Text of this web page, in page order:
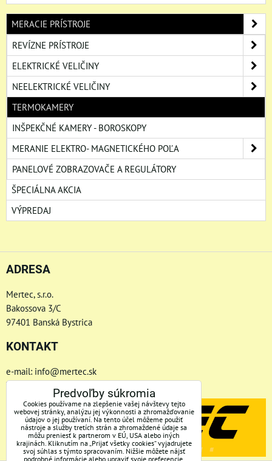
MERACIE PRÍSTROJE
REVÍZNE PRÍSTROJE
ELEKTRICKÉ VELIČINY
NEELEKTRICKÉ VELIČINY
TERMOKAMERY
INŠPEKČNÉ KAMERY - BOROSKOPY
MERANIE ELEKTRO- MAGNETICKÉHO POĽA
PANELOVÉ ZOBRAZOVAČE A REGULÁTORY
ŠPECIÁLNA AKCIA
VÝPREDAJ
ADRESA
Mertec, s.r.o.
Bakossova 3/C
97401 Banská Bystrica
KONTAKT
e-mail: info@mertec.sk
Telefón: +421 48-4800 791
Predvoľby súkromia
Cookies používame na zlepšenie vašej návštevy tejto
webovej stránky, analýzu jej výkonnosti a zhromažďovanie
údajov o jej používaní. Na tento účel môžeme použiť
nástroje a služby tretích strán a zhromaždené údaje sa
môžu preniesť k partnerom v EÚ, USA alebo iných
krajinách. Kliknutím na „Prijať všetky cookies“ vyjadrujete
svoj súhlas s týmto spracovaním. Nižšie môžete nájsť
podrobné informácie alebo upraviť svoje preferencie.